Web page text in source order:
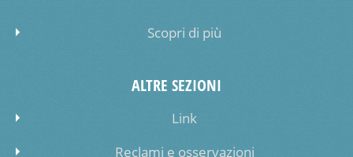
Scopri di più
ALTRE SEZIONI
Link
Reclami e osservazioni